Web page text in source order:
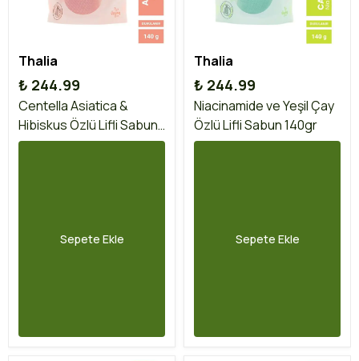
Thalia
₺ 244.99
Centella Asiatica &
Hibiskus Özlü Lifli Sabun
140gr
Sepete Ekle
Thalia
₺ 244.99
Niacinamide ve Yeşil Çay
Özlü Lifli Sabun 140gr
Sepete Ekle